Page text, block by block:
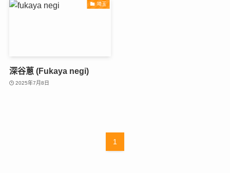
埼玉
深谷蔥 (Fukaya negi)
2025年7月8日
1